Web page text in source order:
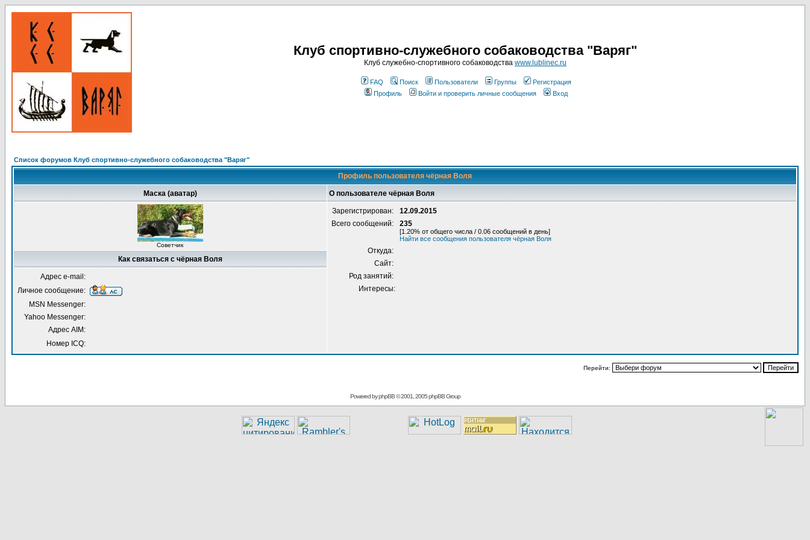
Клуб спортивно-служебного собаководства "Варяг"
Клуб служебно-спортивного собаководства www.lublinec.ru
FAQ Поиск Пользователи Группы
Регистрация
Профиль
Войти и проверить личные сообщения Вход
Список форумов Клуб спортивно-служебного собаководства "Варяг"
Профиль пользователя чёрная Воля
Маска (аватар) О пользователе чёрная Воля
Советчик
Зарегистрирован:
12.09.2015
Всего сообщений:
235
[1.20% от общего числа / 0.06 сообщений в день]
Найти все сообщения пользователя чёрная Воля
Откуда:
Сайт:
Род занятий:
Интересы:
Как связаться с чёрная Воля
Адрес e-mail:
Личное сообщение:
MSN Messenger:
Yahoo Messenger:
Адрес AIM:
Номер ICQ:
Перейти:
Powered byphpBB© 2001, 2005 phpBB Group